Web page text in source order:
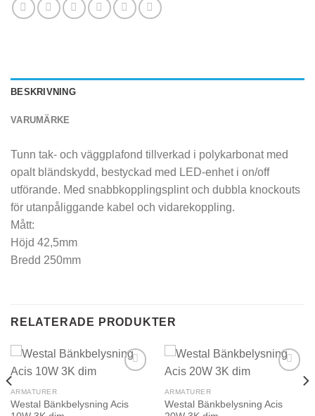
BESKRIVNING
VARUMÄRKE
Tunn tak- och väggplafond tillverkad i polykarbonat med
opalt bländskydd, bestyckad med LED-enhet i on/off
utförande. Med snabbkopplingsplint och dubbla knockouts
för utanpåliggande kabel och vidarekoppling.
Mått:
Höjd 42,5mm
Bredd 250mm
RELATERADE PRODUKTER
ARMATURER
Westal Bänkbelysning Acis
ARMATURER
Westal Bänkbelysning Acis